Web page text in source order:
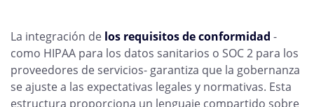
La integración de los requisitos de conformidad -
como HIPAA para los datos sanitarios o SOC 2 para los
proveedores de servicios- garantiza que la gobernanza
se ajuste a las expectativas legales y normativas. Esta
estructura proporciona un lenguaje compartido sobre